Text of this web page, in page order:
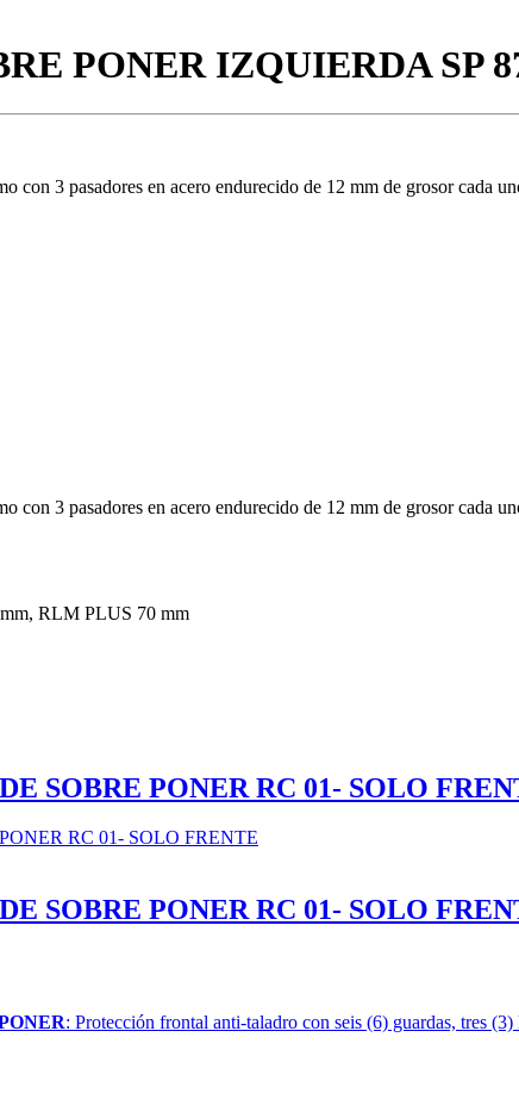
PONER IZQUIERDA SP
con 3 pasadores en acero endurecido de 12 mm de grosor cada
con 3 pasadores en acero endurecido de 12 mm de grosor cada
RLM PLUS 70 mm
SOBRE PONER RC 01- SOLO
SOBRE PONER RC 01- SOLO
: Protección frontal anti-taladro con seis (6) guardas, tres (3)